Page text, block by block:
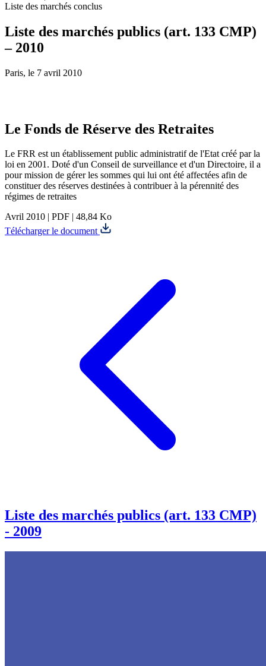
Liste des marchés conclus
Liste des marchés publics (art. 133 CMP)
– 2010
Paris, le 7 avril 2010
Le Fonds de Réserve des Retraites
Le FRR est un établissement public administratif de l'Etat créé par la
loi en 2001. Doté d'un Conseil de surveillance et d'un Directoire, il a
pour mission de gérer les sommes qui lui ont été affectées afin de
constituer des réserves destinées à contribuer à la pérennité des
régimes de retraites
Avril 2010 | PDF | 48,84 Ko
Télécharger le document
Liste des marchés publics (art. 133 CMP)
- 2009